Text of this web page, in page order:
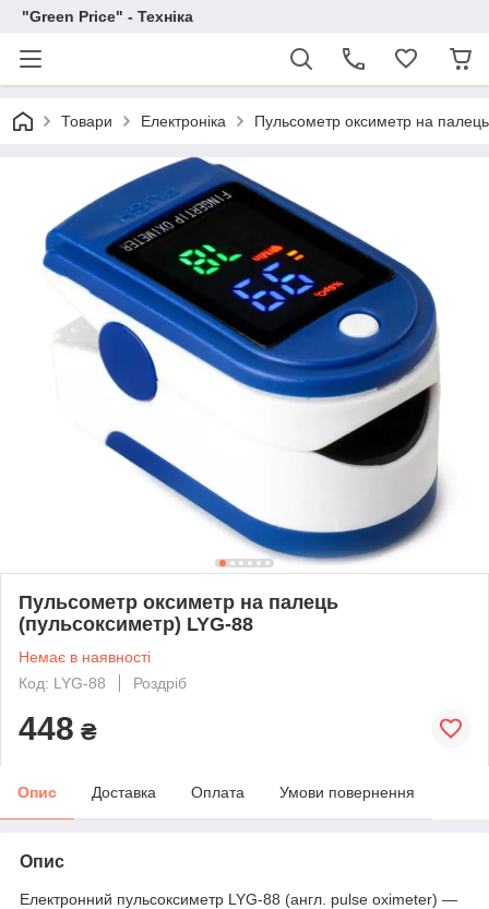
"Green Price" - Техніка
Товари Електроніка Пульсометр оксиметр на
Пульсометр оксиметр на палець
(пульсоксиметр) LYG-88
Немає в наявності
Код: LYG-88
Роздріб
448 ₴
Опис Доставка Оплата Умови повернення
Опис
Електронний пульсоксиметр LYG-88 (англ. pulse oximeter) —